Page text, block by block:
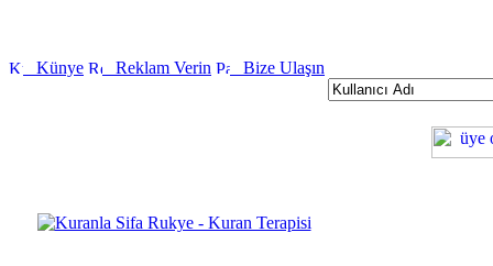
Künye Reklam Verin Bize Ulaşın